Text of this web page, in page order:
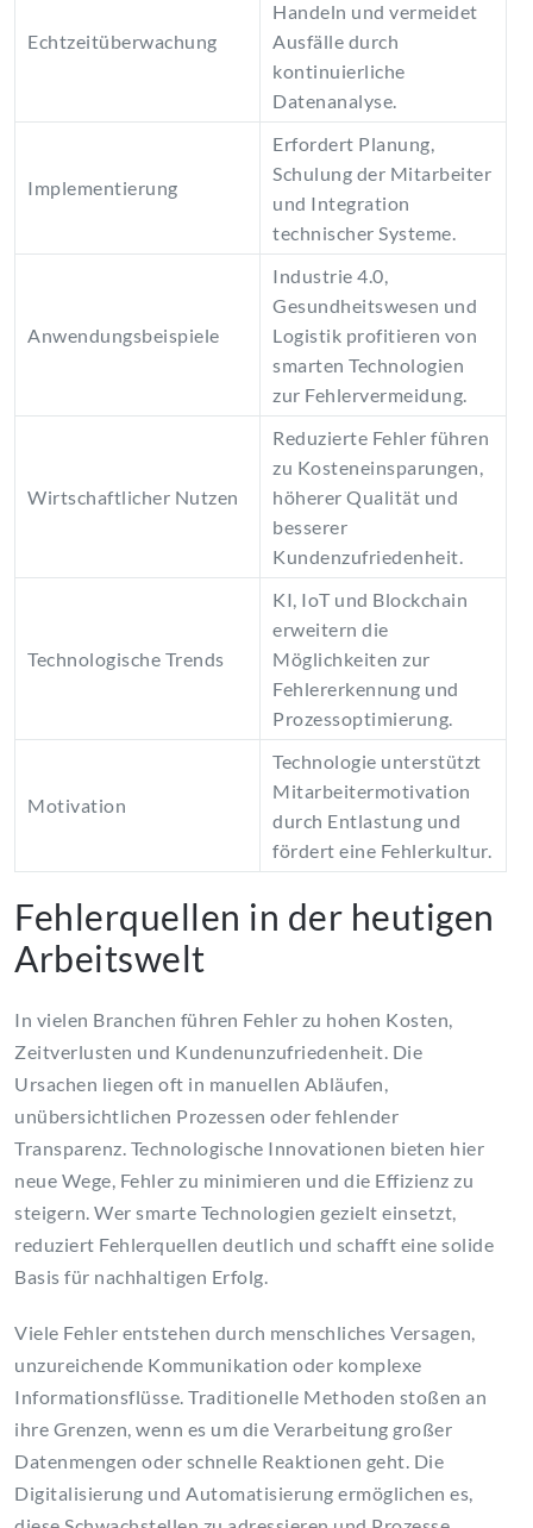
Echtzeitüberwachung
Handeln und vermeidet
Ausfälle durch
kontinuierliche
Datenanalyse.
Implementierung
Erfordert Planung,
Schulung der Mitarbeiter
und Integration
technischer Systeme.
Anwendungsbeispiele
Industrie 4.0,
Gesundheitswesen und
Logistik profitieren von
smarten Technologien
zur Fehlervermeidung.
Wirtschaftlicher Nutzen
Reduzierte Fehler führen
zu Kosteneinsparungen,
höherer Qualität und
besserer
Kundenzufriedenheit.
Technologische Trends
KI, IoT und Blockchain
erweitern die
Möglichkeiten zur
Fehlererkennung und
Prozessoptimierung.
Motivation
Technologie unterstützt
Mitarbeitermotivation
durch Entlastung und
fördert eine Fehlerkultur.
Fehlerquellen in der heutigen
Arbeitswelt
In vielen Branchen führen Fehler zu hohen Kosten,
Zeitverlusten und Kundenunzufriedenheit. Die
Ursachen liegen oft in manuellen Abläufen,
unübersichtlichen Prozessen oder fehlender
Transparenz. Technologische Innovationen bieten hier
neue Wege, Fehler zu minimieren und die Effizienz zu
steigern. Wer smarte Technologien gezielt einsetzt,
reduziert Fehlerquellen deutlich und schafft eine solide
Basis für nachhaltigen Erfolg.
Viele Fehler entstehen durch menschliches Versagen,
unzureichende Kommunikation oder komplexe
Informationsflüsse. Traditionelle Methoden stoßen an
ihre Grenzen, wenn es um die Verarbeitung großer
Datenmengen oder schnelle Reaktionen geht. Die
Digitalisierung und Automatisierung ermöglichen es,